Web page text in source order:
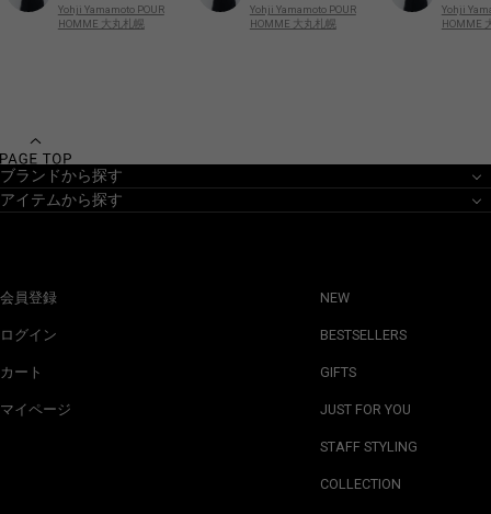
Yohji Yamamoto POUR
HOMME 大丸札幌
Yohji Yamamoto POUR
HOMME 大丸札幌
Yohji
HOMME
ブランドから探す
アイテムから探す
会員登録
ログイン
カート
マイページ
NEW
BESTSELLERS
GIFTS
JUST FOR YOU
STAFF STYLING
COLLECTION